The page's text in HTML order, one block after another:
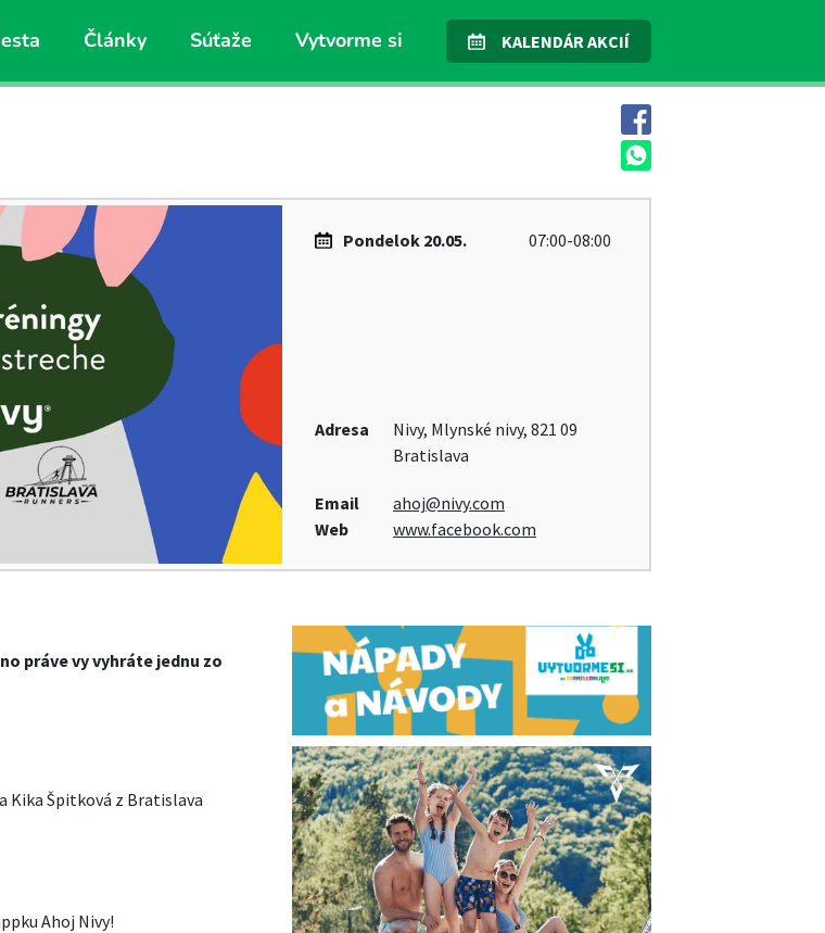
Články Súťaže Vytvorme si KALENDÁR AKCIÍ
Pondelok20.05. 07:00-08:00
Adresa
Nivy, Mlynské nivy, 821 09
Bratislava
Email
ahoj@nivy.com
Web
www.facebook.com
práve vy vyhráte jednu zo
Kika Špitková z Bratislava
Ahoj Nivy!